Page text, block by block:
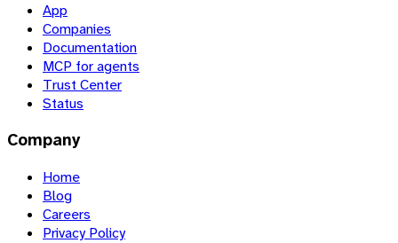
App
Companies
Documentation
MCP for agents
Trust Center
Status
Company
Home
Blog
Careers
Privacy Policy